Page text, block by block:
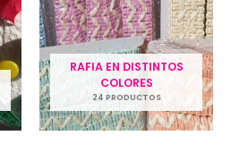
RAFIA EN DISTINTOS
COLORES
24 PRODUCTOS